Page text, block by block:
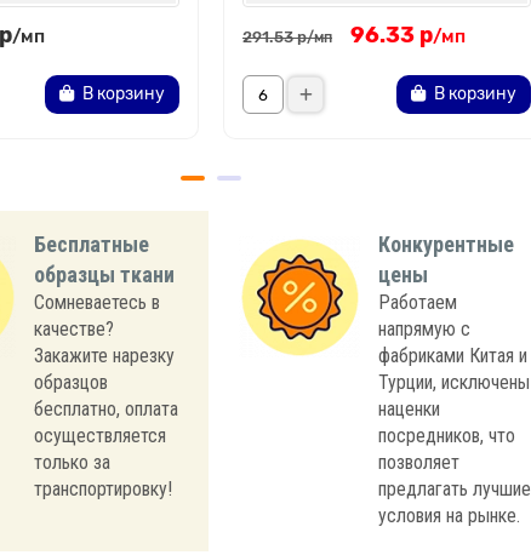
/мп
В корзину
291.53 р/мп 96.33 р/мп
В корзину
Бесплатные
образцы ткани
Сомневаетесь в
качестве?
Закажите нарезку
образцов
бесплатно, оплата
осуществляется
только за
транспортировку!
Конкурентные
цены
Работаем
напрямую с
фабриками Китая и
Турции, исключены
наценки
посредников, что
позволяет
предлагать лучшие
условия на рынке.